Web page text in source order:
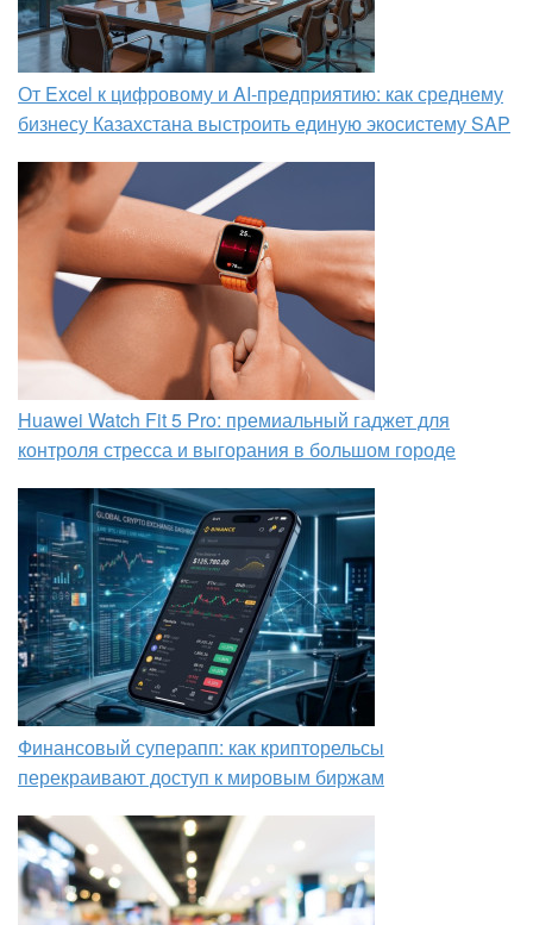
От Excel к цифровому и AI‑предприятию: как среднему
бизнесу Казахстана выстроить единую экосистему SAP
Huawei Watch Fit 5 Pro: премиальный гаджет для
контроля стресса и выгорания в большом городе
Финансовый суперапп: как крипторельсы
перекраивают доступ к мировым биржам